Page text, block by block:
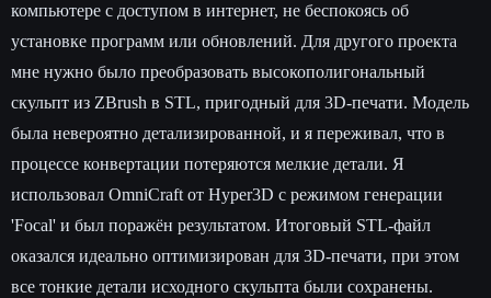
компьютере с доступом в интернет, не беспокоясь об
установке программ или обновлений. Для другого проекта
мне нужно было преобразовать высокополигональный
скульпт из ZBrush в STL, пригодный для 3D-печати. Модель
была невероятно детализированной, и я переживал, что в
процессе конвертации потеряются мелкие детали. Я
использовал OmniCraft от Hyper3D с режимом генерации
'Focal' и был поражён результатом. Итоговый STL-файл
оказался идеально оптимизирован для 3D-печати, при этом
все тонкие детали исходного скульпта были сохранены.